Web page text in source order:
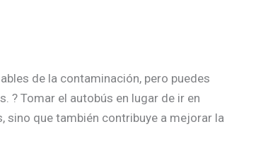
de la contaminación, pero puedes
? Tomar el autobús en lugar de ir en
sino que también contribuye a mejorar la